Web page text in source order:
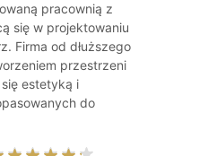
pracownią z
się w projektowaniu
Firma od dłuższego
przestrzeni
estetyką i
do